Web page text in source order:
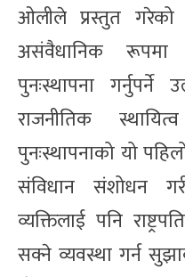
ओलीले प्रस्तुत गरेको
असंवैधानिक रूपमा
पुनःस्थापना
राजनीतिक
पुनःस्थापनाको यो
संविधान संशोधन
व्यक्तिलाई पनि
सक्ने व्यवस्था गर्न